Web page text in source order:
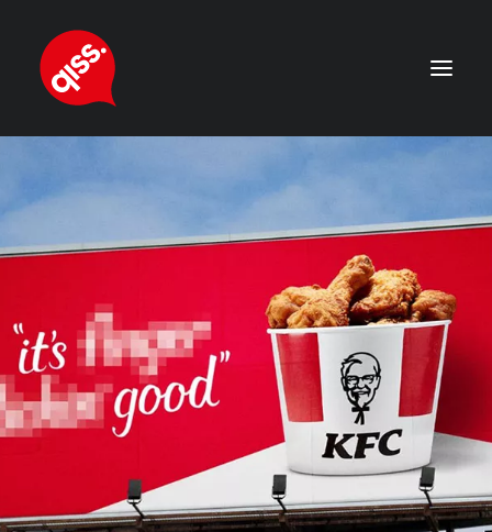
TEL: +31 20 589 29 29